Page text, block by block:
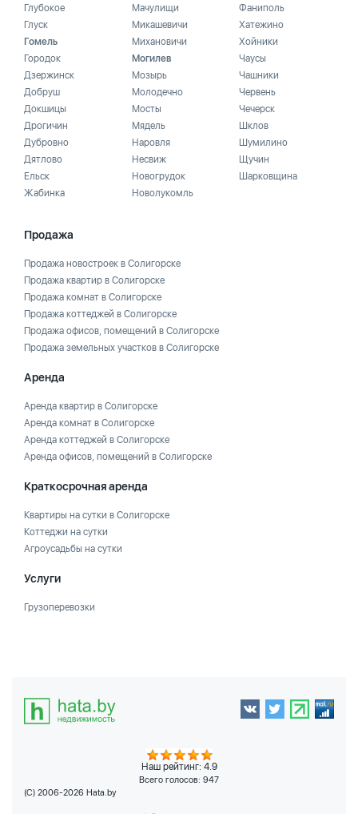
Глубокое
Глуск
Гомель
Городок
Дзержинск
Добруш
Докшицы
Дрогичин
Дубровно
Дятлово
Ельск
Жабинка
Мачулищи
Микашевичи
Михановичи
Могилев
Мозырь
Молодечно
Мосты
Мядель
Наровля
Несвиж
Новогрудок
Новолукомль
Фаниполь
Хатежино
Хойники
Чаусы
Чашники
Червень
Чечерск
Шклов
Шумилино
Щучин
Шарковщина
Продажа
Продажа новостроек в Солигорске
Продажа квартир в Солигорске
Продажа комнат в Солигорске
Продажа коттеджей в Солигорске
Продажа офисов, помещений в Солигорске
Продажа земельных участков в Солигорске
Аренда
Аренда квартир в Солигорске
Аренда комнат в Солигорске
Аренда коттеджей в Солигорске
Аренда офисов, помещений в Солигорске
Краткосрочная аренда
Квартиры на сутки в Солигорске
Коттеджи на сутки
Агроусадьбы на сутки
Услуги
Грузоперевозки
Наш рейтинг: 4.9
Всего голосов: 947
(C) 2006-2026 Hata.by